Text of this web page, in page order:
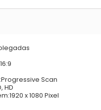
Progressive Scan
HD
1920 x 1080 Pixel